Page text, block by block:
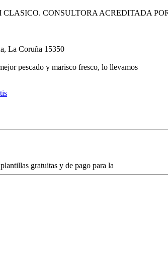
CLASICO. CONSULTORA ACREDITADA
La Coruña 15350
pescado y marisco fresco, lo llevamos
gratuitas y de pago para la